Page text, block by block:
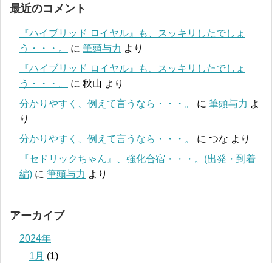
最近のコメント
『ハイブリッド ロイヤル』も、スッキリしたでしょ
う・・・。
に 筆頭与力 より
『ハイブリッド ロイヤル』も、スッキリしたでしょ
う・・・。
に 秋山 より
分かりやすく、例えて言うなら・・・。
に 筆頭与力 よ
り
分かりやすく、例えて言うなら・・・。
に つな より
『セドリックちゃん』、強化合宿・・・。(出発・到着
編) に 筆頭与力 より
アーカイブ
2024年
1月 (1)